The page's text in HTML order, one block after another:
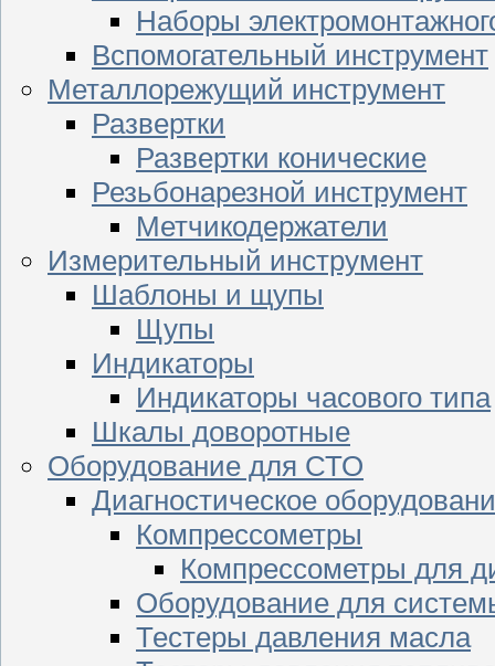
Наборы
Вспомогательный инструмент
Металлорежущий инструмент
Развертки
Развертки конические
Резьбонарезной инструмент
Метчикодержатели
Измерительный инструмент
Шаблоны и щупы
Щупы
Индикаторы
Индикаторы часового типа
Шкалы доворотные
Оборудование для СТО
Диагностическое
Компрессометры
Компрессометры для
Оборудование для
Тестеры давления масла